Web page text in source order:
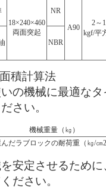
18×240×460
両面突起
NR
A90
2～
kgf/平
NBR
積計算法
の機械に最適なタ
さい。
機械重量（㎏）
だラブロックの耐荷重（㎏/㎝
安定させるために
ださい。